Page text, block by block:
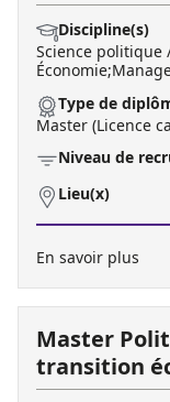
Discipline(s)
Science politique
Type de
Master (Licence
Niveau de
Lieu(x)
En savoir plus
Master
transition